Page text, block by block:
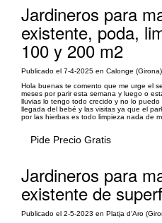
Jardineros para
existente, poda,
100 y 200 m2
Publicado el 7-4-2025 en Calonge (Girona)
Hola buenas te comento que me urge el
meses por parir esta semana y luego o
lluvias lo tengo todo crecido y no lo
llegada del bebé y las visitas ya que el
por las hierbas es todo limpieza nada de
Pide Precio Gratis
Jardineros para
existente de
Publicado el 2-5-2023 en Platja d'Aro